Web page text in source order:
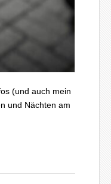
(und auch mein
und Nächten am